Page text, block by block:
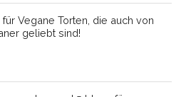
Vegane Torten, die auch von
geliebt sind!